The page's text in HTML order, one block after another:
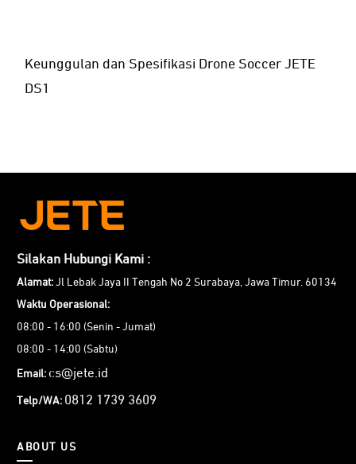
Keunggulan dan Spesifikasi Drone Soccer JETE
DS1
Silakan Hubungi Kami :
Alamat: Jl Lebak Jaya II Tengah No 2 Surabaya, Jawa Timur. 60134
Waktu Operasional:
08:00 - 16:00 (Senin - Jumat)
08:00 - 14:00 (Sabtu)
Email: cs@jete.id
Telp/WA: 0812 1739 3609
ABOUT US